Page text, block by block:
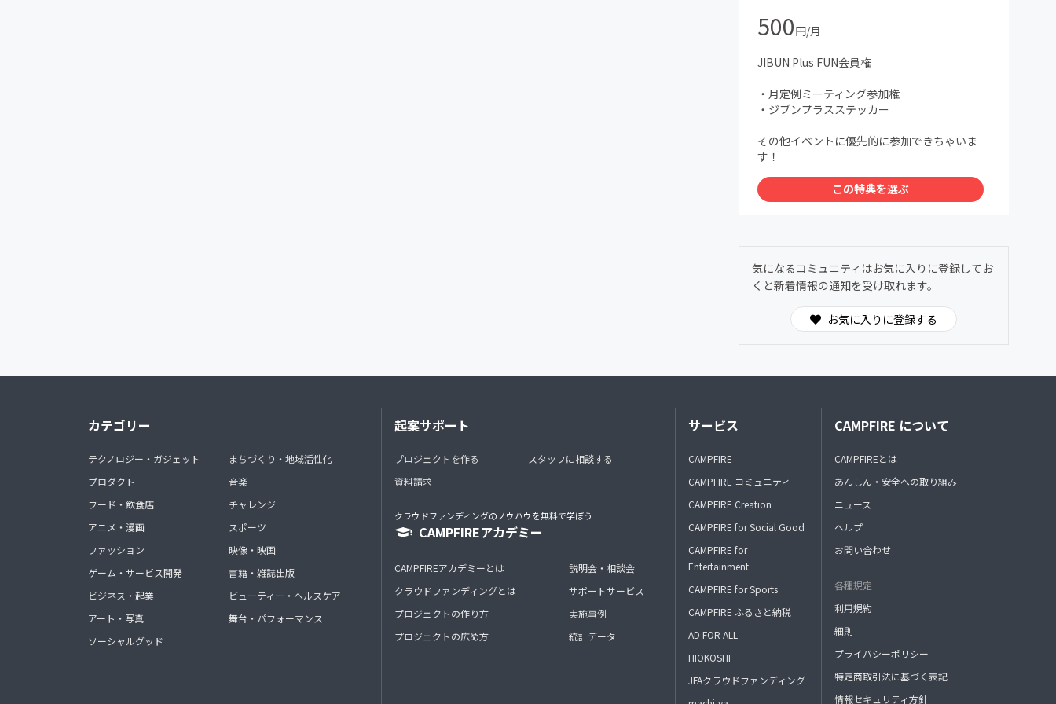
500円/月
JIBUN Plus FUN会員権
・月定例ミーティング参加権
・ジブンプラスステッカー
その他イベントに優先的に参加できちゃいま
す！
この特典を選ぶ
気になるコミュニティはお気に入りに登録してお
くと新着情報の通知を受け取れます。
お気に入りに登録する
カテゴリー
テクノロジー・ガジェット
プロダクト
フード・飲食店
アニメ・漫画
ファッション
ゲーム・サービス開発
ビジネス・起業
アート・写真
ソーシャルグッド
まちづくり・地域活性化
音楽
チャレンジ
スポーツ
映像・映画
書籍・雑誌出版
ビューティー・ヘルスケア
舞台・パフォーマンス
起案サポート
プロジェクトを作る
資料請求
スタッフに相談する
クラウドファンディングのノウハウを無料で学ぼう
CAMPFIREアカデミー
CAMPFIREアカデミーとは
クラウドファンディングとは
プロジェクトの作り方
プロジェクトの広め方
説明会・相談会
サポートサービス
実施事例
統計データ
サービス
CAMPFIRE
CAMPFIRE コミュニティ
CAMPFIRE Creation
CAMPFIRE for Social Good
CAMPFIRE for
Entertainment
CAMPFIRE for Sports
CAMPFIRE ふるさと納税
AD FOR ALL
HIOKOSHI
JFAクラウドファンディング
CAMPFIRE について
CAMPFIREとは
あんしん・安全への取り組み
ニュース
ヘルプ
お問い合わせ
各種規定
利用規約
細則
プライバシーポリシー
特定商取引法に基づく表記
情報セキュリティ方針